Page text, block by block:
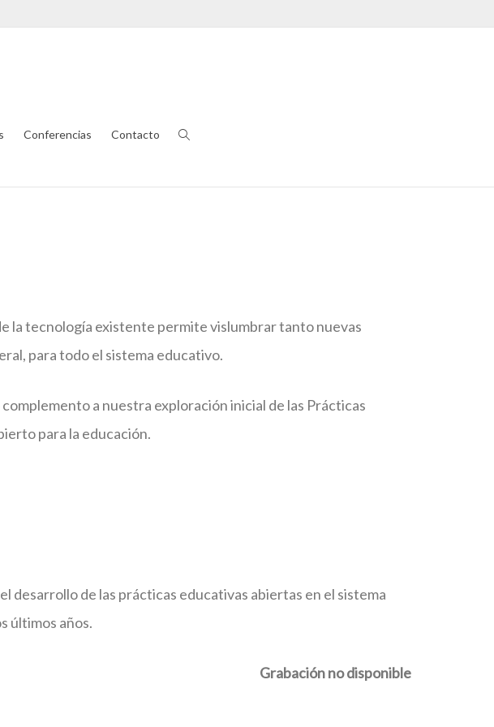
Conferencias Contacto
la tecnología existente permite vislumbrar tanto nuevas
para todo el sistema educativo.
a nuestra exploración inicial de las Prácticas
para la educación.
desarrollo de las prácticas educativas abiertas en el sistema
últimos años.
Grabación no disponible